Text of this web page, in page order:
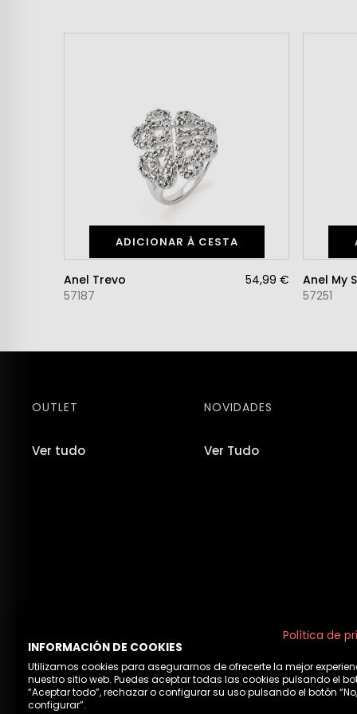
ADICIONAR À CESTA
Anel Trevo
57187
54,99 €
Anel My
57251
OUTLET
Ver tudo
NOVIDADES
Ver Tudo
Política de
INFORMACIÓN DE COOKIES
Utilizamos cookies para asegurarnos de ofrecerte la mejor
nuestro sitio web. Puedes aceptar todas las cookies pulsando el
“Aceptar todo”, rechazar o configurar su uso pulsando el botón “No,
configurar”.